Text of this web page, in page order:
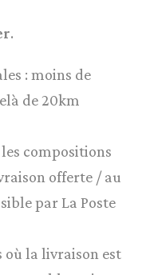
.
: moins de
de 20km
compositions
offerte / au
par La Poste
où la livraison est